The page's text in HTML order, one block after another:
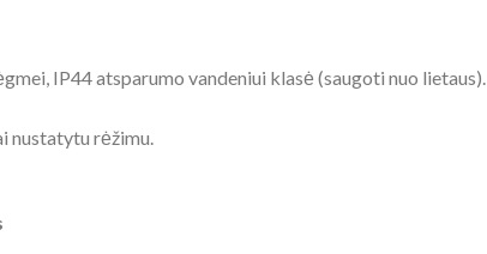
IP44 atsparumo vandeniui klasė (saugoti nuo lietaus).
nustatytu rėžimu.